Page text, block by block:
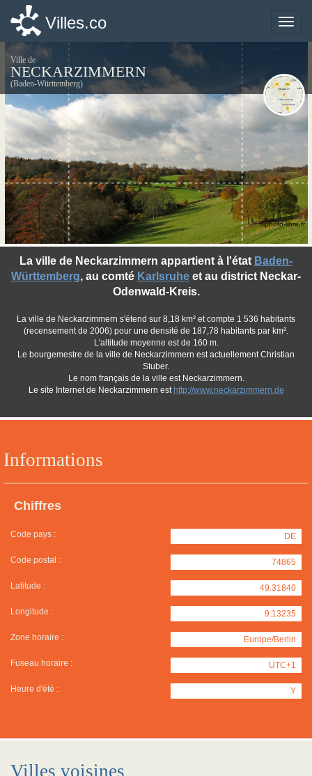
Toggle
Villes.co
Ville de
NECKARZIMMERN
(Baden-Württemberg)
Informations
Chiffres
Code pays : DE
Code postal : 74865
Latitude : 49.31840
Longitude : 9.13235
Zone horaire : Europe/Berlin
Fuseau horaire : UTC+1
Heure d'été : Y
La ville de Neckarzimmern appartient à l'état Baden-
Württemberg, au comté Karlsruhe et au district Neckar-
Odenwald-Kreis.
La ville de Neckarzimmern s'étend sur 8,18 km² et compte 1 536 habitants
(recensement de 2006) pour une densité de 187,78 habitants par km².
L'altitude moyenne est de 160 m.
Le bourgemestre de la ville de Neckarzimmern est actuellement Christian
Stuber.
Le nom français de la ville est Neckarzimmern.
Le site Internet de Neckarzimmern est http://www.neckarzimmern.de
©photo-libre.fr
Villes voisines
Toggle
Villes.co